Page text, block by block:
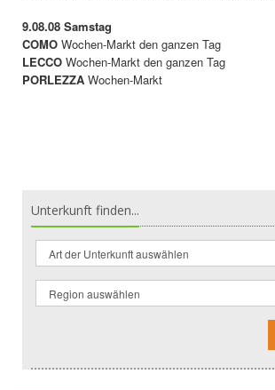
9.08.08 Samstag
COMO Wochen-Markt den ganzen Tag
LECCO Wochen-Markt den ganzen Tag
PORLEZZA Wochen-Markt
Unterkunft finden...